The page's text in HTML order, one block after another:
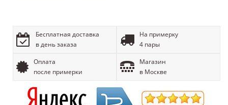
Бесплатная доставка
в день заказа
На примерку
4 пары
Оплата
после примерки
Магазин
в Москве